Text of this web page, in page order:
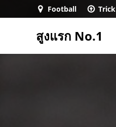
to
Football Trick
สูงแรก No.1